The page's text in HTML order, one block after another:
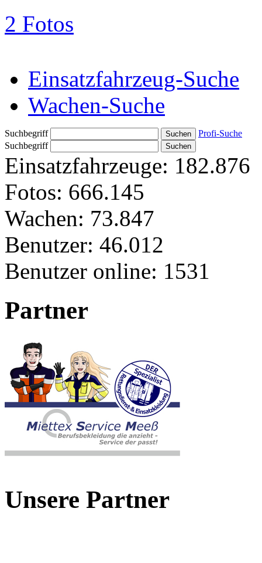
2 Fotos
Einsatzfahrzeug-Suche
Wachen-Suche
Suchbegriff
Profi-Suche
Suchbegriff
Einsatzfahrzeuge: 182.876
Fotos: 666.145
Wachen: 73.847
Benutzer: 46.012
Benutzer online: 1531
Partner
Unsere Partner